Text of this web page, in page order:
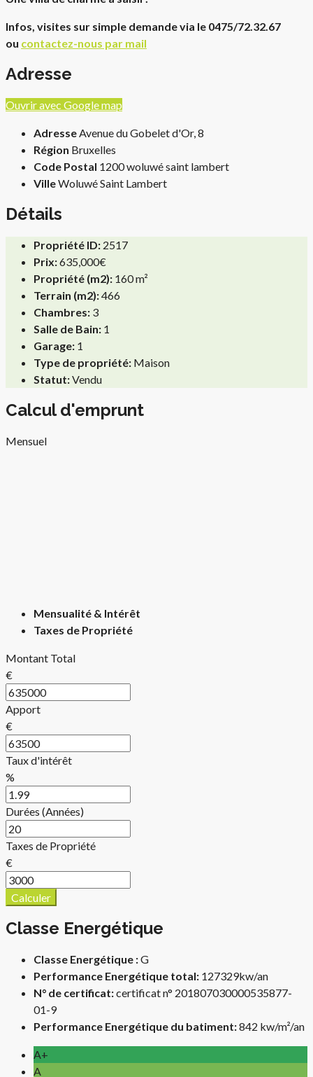
Infos, visites sur simple demande via le 0475/72.32.67
ou contactez-nous par mail
Adresse
Ouvrir avec Google map
AdresseAvenue du Gobelet d'Or, 8
Région Bruxelles
Code Postal 1200 woluwé saint lambert
VilleWoluwé Saint Lambert
Détails
Propriété ID: 2517
Prix:635,000€
Propriété (m2): 160 m²
Terrain (m2):466
Chambres: 3
Salle de Bain: 1
Garage: 1
Type de propriété: Maison
Statut:Vendu
Calcul d'emprunt
Mensuel
Mensualité & Intérêt
Taxes de Propriété
Montant Total
€
Apport
€
Taux d'intérêt
%
Durées (Années)
Taxes de Propriété
€
Calculer
Classe Energétique
Classe Energétique :G
Performance Energétique total: 127329kw/an
N° de certificat:certificat n° 201807030000535877-
01-9
Performance Energétique du batiment:842 kw/m²/an
A+
A